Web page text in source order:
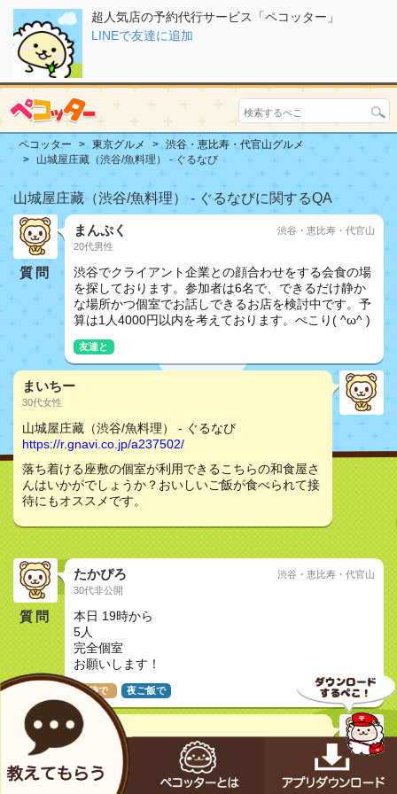
超人気店の予約代行サービス「ペコッター」
LINEで友達に追加
ペコッター 東京グルメ
渋谷・恵比寿・代官山グルメ
山城屋庄藏（渋谷/魚料理） - ぐるなび
山城屋庄藏（渋谷/魚料理） - ぐるなびに関するQA
質問
まんぷく
20代男性
渋谷・恵比寿・代官山
渋谷でクライアント企業との顔合わせをする会食の場
を探しております。参加者は6名で、できるだけ静か
な場所かつ個室でお話しできるお店を検討中です。予
算は1人4000円以内を考えております。ぺこり( ^ω^ )
友達と
まいちー
30代女性
山城屋庄藏（渋谷/魚料理） - ぐるなび
https://r.gnavi.co.jp/a237502/
落ち着ける座敷の個室が利用できるこちらの和食屋さ
んはいかがでしょうか？おいしいご飯が食べられて接
待にもオススメです。
質問
たかぴろ
30代非公開
渋谷・恵比寿・代官山
本日 19時から
5人
完全個室
お願いします！
接待で 夜ご飯で
ゆいP
30代女性
山城屋庄藏（渋谷/魚料理） - ぐるなび
https://r.gnavi.co.jp/a237502/